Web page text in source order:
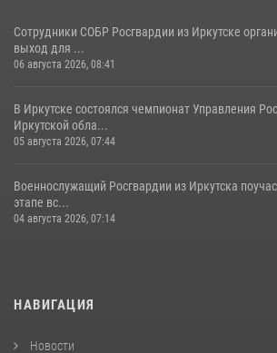
Сотрудники СОБР Росгвардии из Иркутске
выход для ...
06 августа 2026, 08:41
В Иркутске состоялся чемпионат Управления
Иркутской обла...
05 августа 2026, 07:44
Военнослужащий Росгвардии из Иркутска
этапе вс...
04 августа 2026, 07:14
НАВИГАЦИЯ
Новости